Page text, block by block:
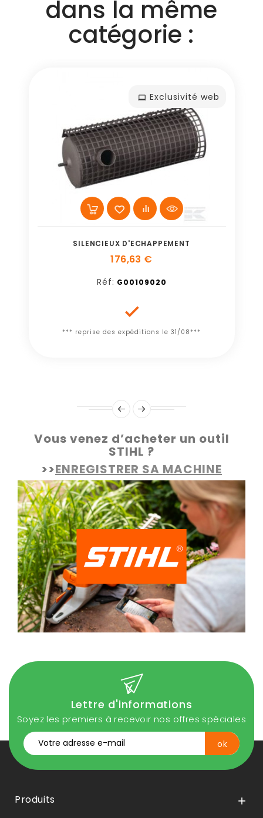
dans la même
catégorie :
Exclusivité web
SILENCIEUX D'ECHAPPEMENT
176,63 €
Réf: G00109020

*** reprise des expéditions le 31/08***
Vous venez d’acheter un outil
STIHL ?
>>ENREGISTRER SA MACHINE
Lettre d'informations
Soyez les premiers à recevoir nos offres spéciales
Produits 